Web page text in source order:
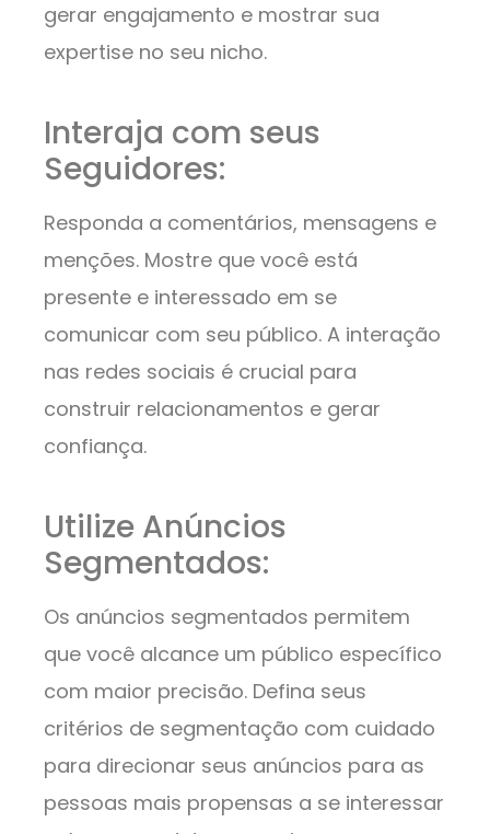
gerar engajamento e mostrar sua
expertise no seu nicho.
Interaja com seus
Seguidores:
Responda a comentários, mensagens e
menções. Mostre que você está
presente e interessado em se
comunicar com seu público. A interação
nas redes sociais é crucial para
construir relacionamentos e gerar
confiança.
Utilize Anúncios
Segmentados:
Os anúncios segmentados permitem
que você alcance um público específico
com maior precisão. Defina seus
critérios de segmentação com cuidado
para direcionar seus anúncios para as
pessoas mais propensas a se interessar